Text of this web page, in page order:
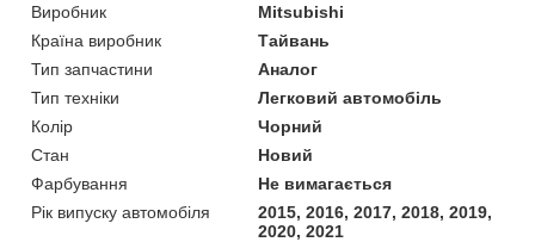
Виробник
Mitsubishi
Країна виробник
Тайвань
Тип запчастини
Аналог
Тип техніки
Легковий автомобіль
Колір
Чорний
Стан
Новий
Фарбування
Не вимагається
Рік випуску автомобіля
2015, 2016, 2017, 2018, 2019,
2020, 2021